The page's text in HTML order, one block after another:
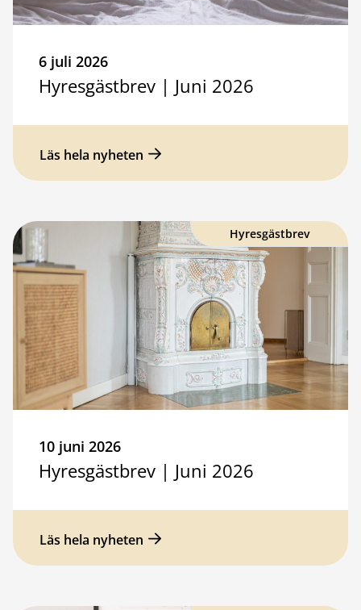
6 juli 2026
Hyresgästbrev | Juni 2026
Läs hela nyheten
Hyresgästbrev
10 juni 2026
Hyresgästbrev | Juni 2026
Läs hela nyheten